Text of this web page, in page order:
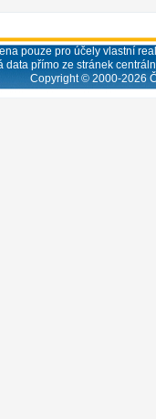
pouze pro účely vlastní
data přímo ze stránek
Copyright © 2000-2026